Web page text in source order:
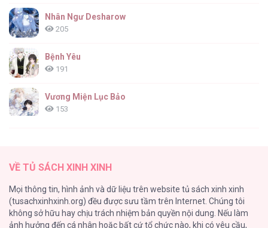
Nhân Ngư Desharow
205
Bệnh Yêu
191
Vương Miện Lục Bảo
153
132
ONESHOT CHỊCH
VỀ TỦ SÁCH XINH XINH
Mọi thông tin, hình ảnh và dữ liệu trên website tủ sách xinh xinh
(tusachxinhxinh.org) đều được sưu tầm trên Internet. Chúng tôi
không sở hữu hay chịu trách nhiệm bản quyền nội dung. Nếu làm
ảnh hưởng đến cá nhân hoặc bất cứ tổ chức nào, khi có yêu cầu,